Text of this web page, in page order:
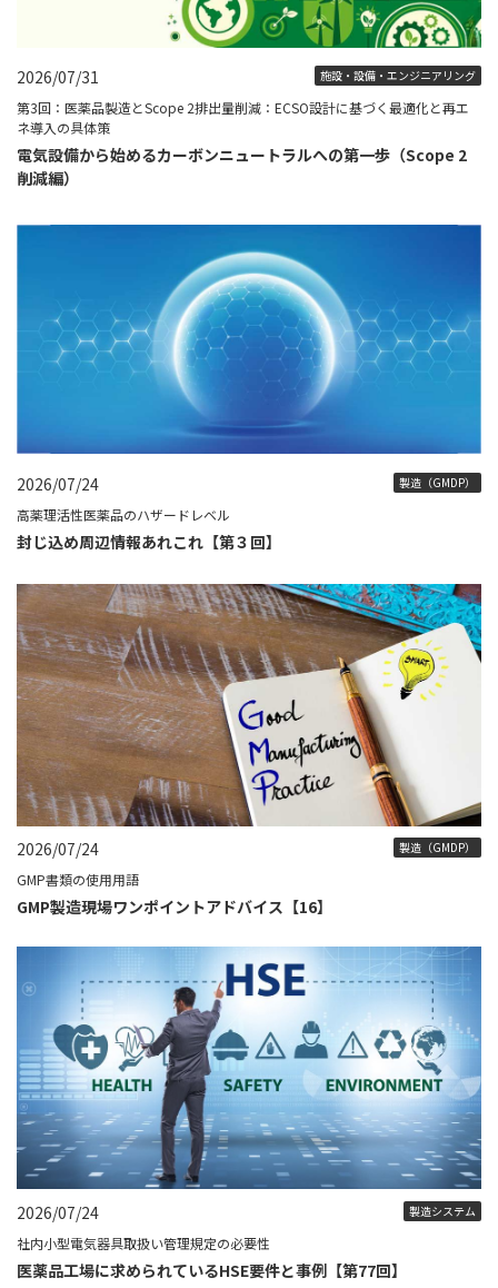
2026/07/31 施設・設備・エンジニアリング
第3回：医薬品製造とScope 2排出量削減：ECSO設計に基づく最適化と再エ
ネ導入の具体策
電気設備から始めるカーボンニュートラルへの第一歩（Scope 2
削減編）
2026/07/24 製造（GMDP）
高薬理活性医薬品のハザードレベル
封じ込め周辺情報あれこれ【第３回】
2026/07/24 製造（GMDP）
GMP書類の使用用語
GMP製造現場ワンポイントアドバイス【16】
2026/07/24 製造システム
社内小型電気器具取扱い管理規定の必要性
医薬品工場に求められているHSE要件と事例【第77回】